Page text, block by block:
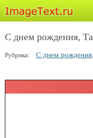
С днем рождения,
Рубрика: С днем